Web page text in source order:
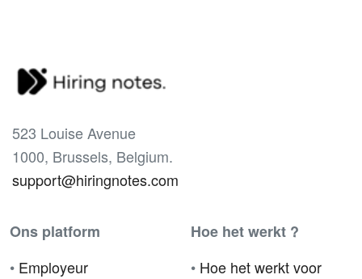
523 Louise Avenue
1000, Brussels, Belgium.
support@hiringnotes.com
Ons platform
• Employeur
Hoe het werkt ?
• Hoe het werkt voor